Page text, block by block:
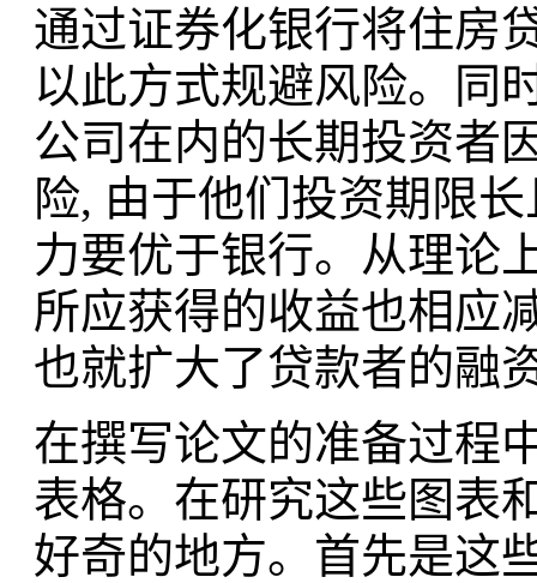
通过证券化银行将住房
以此方式规避风险。同
公司在内的长期投资者
险, 由于他们投资期限
力要优于银行。从理论
所应获得的收益也相应
也就扩大了贷款者的融
在撰写论文的准备过程
表格。在研究这些图表
好奇的地方。首先是这